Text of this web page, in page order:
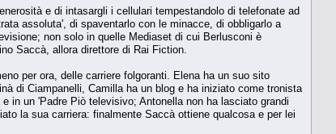
e di intasargli i cellulari tempestandolo di telefonate ad
assoluta', di spaventarlo con le minacce, di obbligarlo a
non solo in quelle Mediaset di cui Berlusconi è
Saccà, allora direttore di Rai Fiction.
per ora, delle carriere folgoranti. Elena ha un suo sito
di Ciampanelli, Camilla ha un blog e ha iniziato come tronista
in un 'Padre Piò televisivo; Antonella non ha lasciato grandi
la sua carriera: finalmente Saccà ottiene qualcosa e per lei